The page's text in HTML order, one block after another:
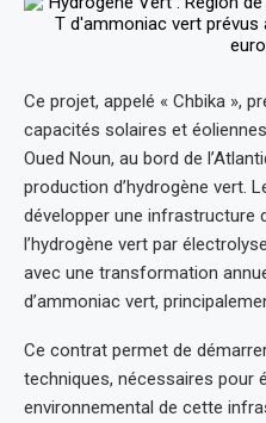
Ce projet, appelé « Chbika »,
capacités solaires et
Oued Noun, au bord de
production d’hydrogène vert.
développer une infrastructure
l’hydrogène vert par
avec une transformation
d’ammoniac vert,
Ce contrat permet de
techniques, nécessaires pour
environnemental de cette